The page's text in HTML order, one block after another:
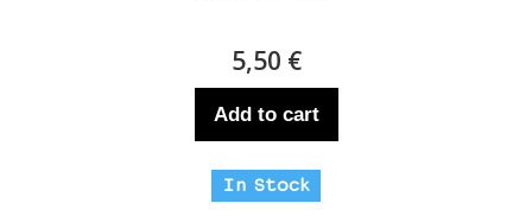
5,50 €
Add to cart
In Stock